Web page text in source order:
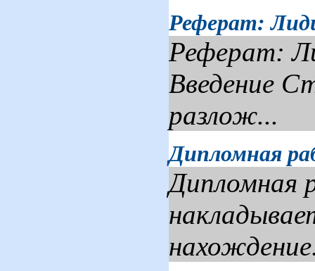
Реферат:
Реферат:
Введение
разлож...
Дипломная
Дипломная